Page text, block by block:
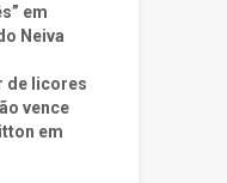
em
Neiva
de licores
vence
em